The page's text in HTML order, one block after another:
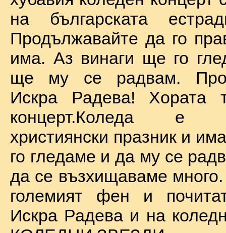
на българската
Продължавайте да го
има. Аз винаги ще го
ще му се радвам.
Искра Радева! Хората
концерт.Коледа е
християнски празник и
го гледаме и да му се
да се възхищаваме
големият фен и
Искра Радева и на